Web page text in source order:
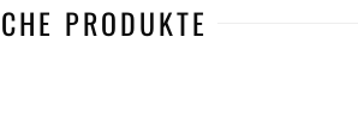
PRODUKTE